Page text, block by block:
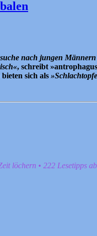
nach jungen
, schreibt
sich als
löchern • 222 Lesetipps